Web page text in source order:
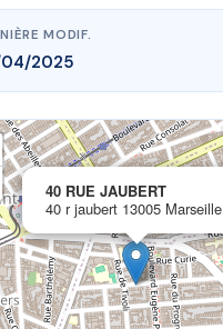
MODIF.
2025
40 RUE JAUBERT
40 r jaubert 13005 Marseille